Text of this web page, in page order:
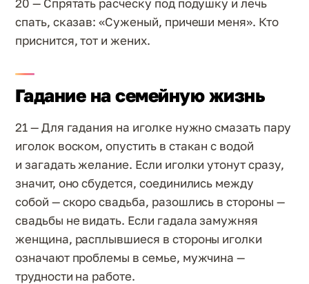
спать, сказав: «Суженый, причеши меня». Кто
приснится, тот и жених.
Гадание на семейную жизнь
21 — Для гадания на иголке нужно смазать пару
иголок воском, опустить в стакан с водой
и загадать желание. Если иголки утонут сразу,
значит, оно сбудется, соединились между
собой — скоро свадьба, разошлись в стороны —
свадьбы не видать. Если гадала замужняя
женщина, расплывшиеся в стороны иголки
означают проблемы в семье, мужчина —
трудности на работе.